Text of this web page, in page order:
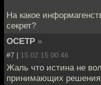
На какое
секрет?
OCETP »
#7 | 15.02.15 00:46
Жаль что истина не
принимающих